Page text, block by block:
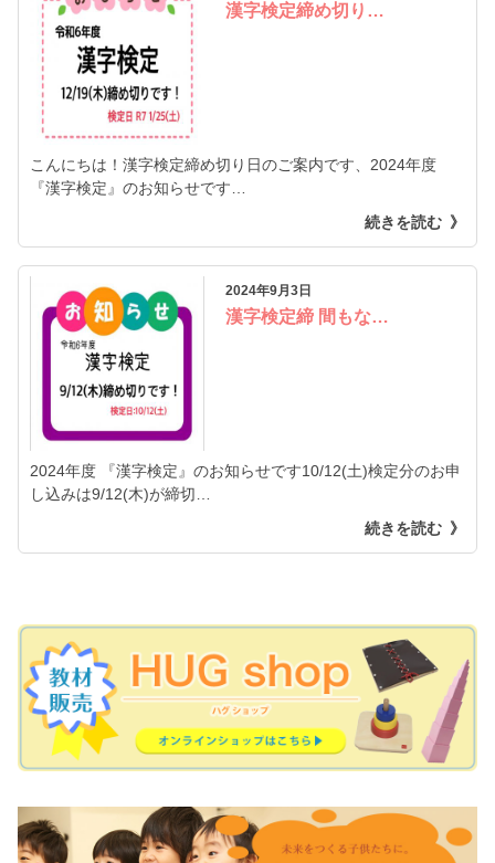
漢字検定締め切り…
こんにちは！漢字検定締め切り日のご案内です、2024年度
『漢字検定』のお知らせです…
続きを読む
2024年9月3日
漢字検定締 間もな…
2024年度 『漢字検定』のお知らせです10/12(土)検定分のお申
し込みは9/12(木)が締切…
続きを読む